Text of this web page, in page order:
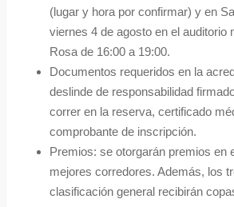
(lugar y hora por confirmar) y en
viernes 4 de agosto en el auditorio
Rosa de 16:00 a 19:00.
Documentos requeridos en la
deslinde de responsabilidad
correr en la reserva, certificado
comprobante de inscripción.
Premios: se otorgarán premios en
mejores corredores. Además, los
clasificación general recibirán